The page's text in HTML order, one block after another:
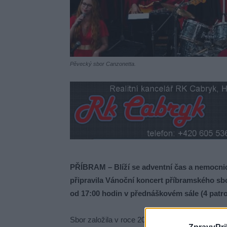
Pěvecký sbor Canzonetta.
PŘÍBRAM – Blíží se adventní čas a
připravila Vánoční koncert příbramského
od 17:00 hodin v přednáškovém sále (4
Sbor založila v roce 2001 Jaroslava Kunická